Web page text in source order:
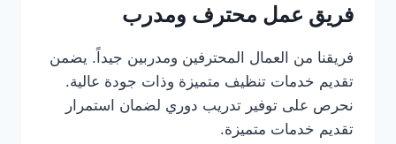
فريق عمل محترف ومدرب
فريقنا من العمال المحترفين ومدربين جيداً. يضمن
تقديم خدمات تنظيف متميزة وذات جودة عالية.
نحرص على توفير تدريب دوري لضمان استمرار
تقديم خدمات متميزة.